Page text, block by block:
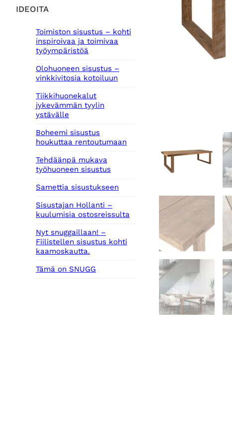
IDEOITA
Toimiston sisustus – kohti
inspiroivaa ja toimivaa
työympäristöä
Olohuoneen sisustus –
vinkkivitosia kotoiluun
Tiikkihuonekalut
jykevämmän tyylin
ystävälle
Boheemi sisustus
houkuttaa rentoutumaan
Tehdäänpä mukava
työhuoneen sisustus
Samettia sisustukseen
Sisustajan Hollanti –
kuulumisia ostosreissulta
Nyt snuggaillaan! –
Fiilistellen sisustus kohti
kaamoskautta.
Tämä on SNUGG